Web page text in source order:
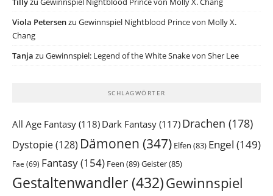
Viola Petersenzu Gewinnspiel Nightblood Prince von Molly X.
Chang
Tanja zu Gewinnspiel: Legend of the White Snake von Sher Lee
SCHLAGWÖRTER
All Age Fantasy (118) Dark Fantasy (117) Drachen (178)
Dystopie(128) Dämonen (347) Elfen (83) Engel (149)
Fae (69) Fantasy(154) Feen (89)Geister(85)
Gestaltenwandler (432)Gewinnspiel